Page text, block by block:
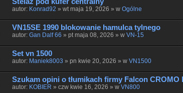
autor: Konrad92 » wt maja 19, 2026 » w Ogólne
VN15SE 1990 blokowanie hamulca tylnego
autor: Gan Dalf 66 » pt maja 08, 2026 » w VN-15
Set vn 1500
autor: Maniek8003 » pn kwie 20, 2026 » w VN1500
Szukam opini o tłumikach firmy Falcon CROMO
autor: KOBIER » czw kwie 16, 2026 » w VN800